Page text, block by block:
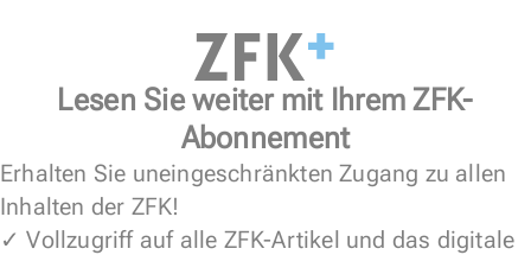
Lesen Sie weiter mit Ihrem ZFK-
Abonnement
Erhalten Sie uneingeschränkten Zugang zu allen
Inhalten der ZFK!
✓ Vollzugriff auf alle ZFK-Artikel und das digitale